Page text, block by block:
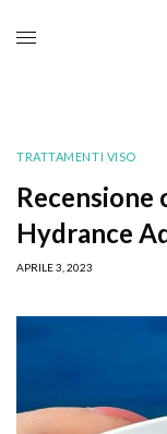
TRATTAMENTI VISO
Recensione
Hydrance
APRILE 3, 2023